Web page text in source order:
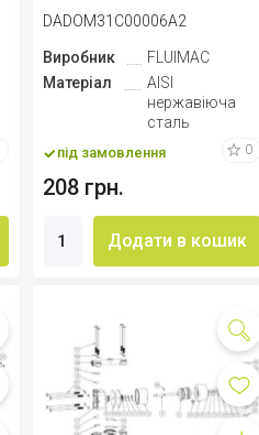
DADOM31C00006A2
Виробник
FLUIMAC
Матеріал
AISI
нержавіюча
сталь
під замовлення 0
208 грн.
Додати в кошик